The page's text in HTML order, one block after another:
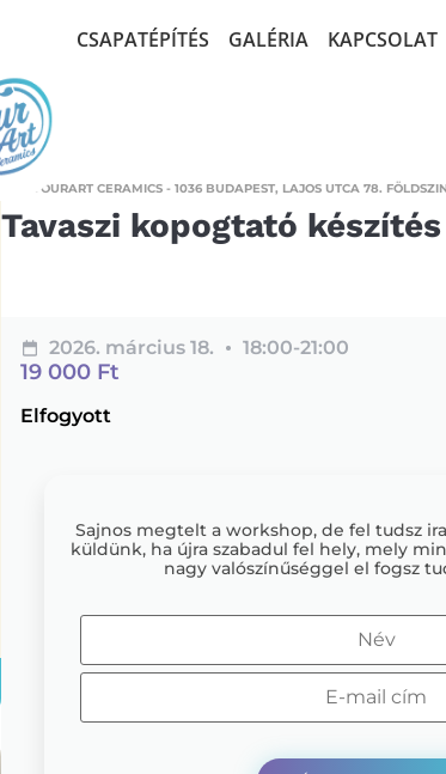
CSAPATÉPÍTÉS GALÉRIA KAPCSOLAT
YOURART CERAMICS - 1036 BUDAPEST, LAJOS UTCA 78.
Tavaszi kopogtató készítés
2026. március 18. 18:00-21:00
19 000 Ft
Elfogyott
Sajnos megtelt a workshop, de fel tudsz
küldünk, ha újra szabadul fel hely, mely
nagy valószínűséggel el fogsz